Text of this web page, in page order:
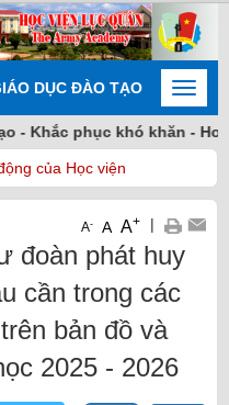
DỤC ĐÀO TẠO
Toggle
phục khó khăn - Hoàn
của Học viện
A- A A+ |
đoàn phát huy
cần trong các
bản đồ và
2025 - 2026